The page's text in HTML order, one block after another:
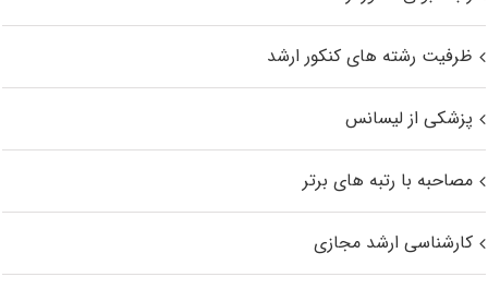
ظرفیت رشته های کنکور ارشد
پزشکی از لیسانس
مصاحبه با رتبه های برتر
کارشناسی ارشد مجازی